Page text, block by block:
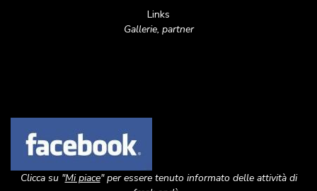
Links
Gallerie, partner
Clicca su "Mi piace" per essere tenuto informato delle attività di